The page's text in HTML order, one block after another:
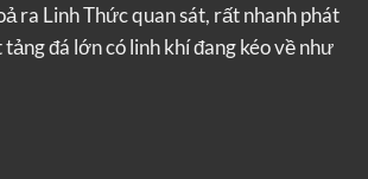
ra Linh Thức quan sát, rất nhanh phát
tảng đá lớn có linh khí đang kéo về như